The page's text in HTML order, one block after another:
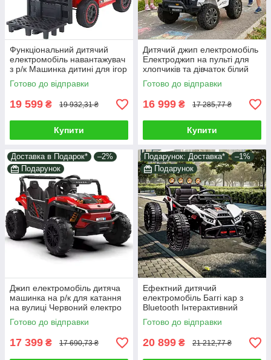
Функціональний дитячий
електромобіль навантажувач
з р/к Машинка дитині для ігор
і катання Музика світло Їде 6
км/год
Готово до відправки
19 599 ₴ 19 932,31 ₴
Купити
Дитячий джип електромобіль
Електроджип на пульті для
хлопчиків та дівчаток білий
2*35W світло звук у наборі
подарунок
Готово до відправки
16 999 ₴ 17 285,77 ₴
Купити
Доставка в Подарок*
–2%
Подарунок
Джип електромобіль дитяча
машинка на р/к для катання
на вулиці Червоний електро
квадроцикл з 2 моторами
65W MP3
Готово до відправки
17 399 ₴ 17 690,73 ₴
Подарунок: Доставка*
–1%
Подарунок
Ефектний дитячий
електромобіль Баггі кар з
Bluetooth Інтерактивний
транспорт дитині Великі
колеса MP3 і FM
Готово до відправки
20 899 ₴ 21 212,77 ₴